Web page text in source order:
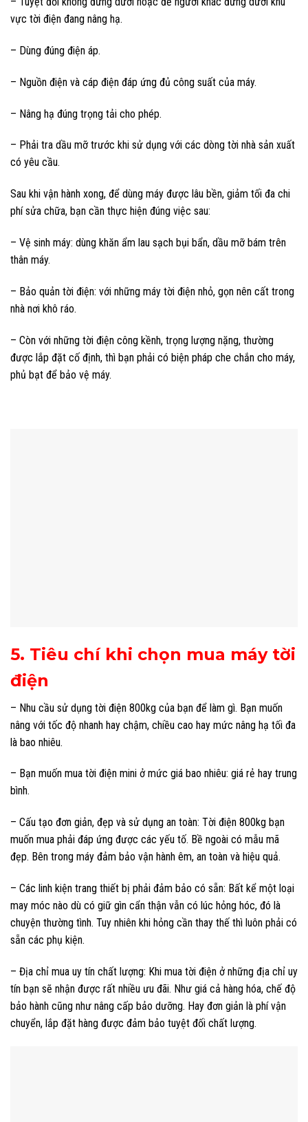
vực tời điện đang nâng hạ.
– Dùng đúng điện áp.
– Nguồn điện và cáp điện đáp ứng đủ công suất của máy.
– Nâng hạ đúng trọng tải cho phép.
– Phải tra dầu mỡ trước khi sử dụng với các dòng tời nhà sản xuất
có yêu cầu.
Sau khi vận hành xong, để dùng máy được lâu bền, giảm tối đa chi
phí sửa chữa, bạn cần thực hiện đúng việc sau:
– Vệ sinh máy: dùng khăn ẩm lau sạch bụi bẩn, dầu mỡ bám trên
thân máy.
– Bảo quản tời điện: với những máy tời điện nhỏ, gọn nên cất trong
nhà nơi khô ráo.
– Còn với những tời điện công kềnh, trọng lượng nặng, thường
được lắp đặt cố định, thì bạn phải có biện pháp che chắn cho máy,
phủ bạt để bảo vệ máy.
5. Tiêu chí khi chọn mua máy tời
điện
– Nhu cầu sử dụng tời điện 800kg của bạn để làm gì. Bạn muốn
nâng với tốc độ nhanh hay chậm, chiều cao hay mức nâng hạ tối đa
là bao nhiêu.
– Bạn muốn mua tời điện mini ở mức giá bao nhiêu: giá rẻ hay trung
bình.
– Cấu tạo đơn giản, đẹp và sử dụng an toàn: Tời điện 800kg bạn
muốn mua phải đáp ứng được các yếu tố. Bề ngoài có mẫu mã
đẹp. Bên trong máy đảm bảo vận hành êm, an toàn và hiệu quả.
– Các linh kiện trang thiết bị phải đảm bảo có sẵn: Bất kể một loại
may móc nào dù có giữ gìn cẩn thận vẫn có lúc hỏng hóc, đó là
chuyện thường tình. Tuy nhiên khi hỏng cần thay thế thì luôn phải có
sẵn các phụ kiện.
– Địa chỉ mua uy tín chất lượng: Khi mua tời điện ở những địa chỉ uy
tín bạn sẽ nhận được rất nhiều ưu đãi. Như giá cả hàng hóa, chế độ
bảo hành cũng như nâng cấp bảo dưỡng. Hay đơn giản là phí vận
chuyển, lắp đặt hàng được đảm bảo tuyệt đối chất lượng.